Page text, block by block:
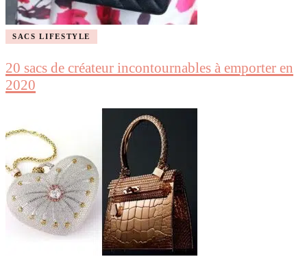
SACS LIFESTYLE
20 sacs de créateur incontournables à emporter en
2020